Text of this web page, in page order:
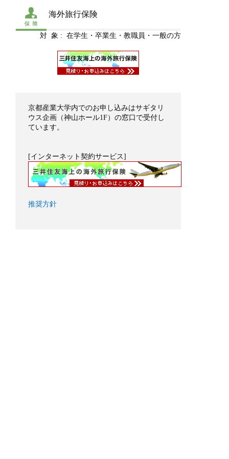
海外旅行保険
対 象 : 在学生・卒業生・教職員・一般の方
京都産業大学内でのお申し込みはサギタリ
ウス企画（神山ホール1F）の窓口で受付し
ています。
[インターネット契約サービス]
推奨方針